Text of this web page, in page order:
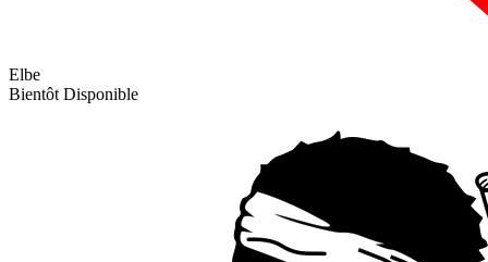
Elbe
Bientôt Disponible